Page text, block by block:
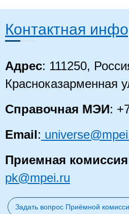
Контактная
Адрес: 111250,
Красноказарменная
Справочная МЭИ:
Email:
Приемная комиссия
pk@mpei.ru
Задать вопрос Приёмной